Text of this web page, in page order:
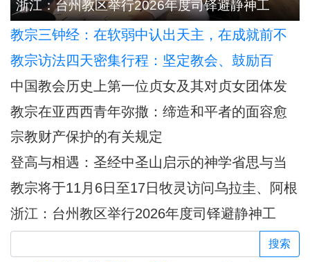
浙江：台州教区举行2026年度司铎避静神工
教宗三钟经：在软弱中认出天主，在成就前不
自视过高
教宗访法四天密集行程：坚定教会、鼓励百
姓、拜会机构
中国教会历史上第一位贞女及其对贞女团体发
展的深远影响
教宗在亚西西青年弥撒：缔造和平者的面容愈
加肖似基督
宗教财产保护的有关规定
登高与相遇：圣经中圣山启示的神学省思与当
代意义
教宗将于11月6日至17日牧灵访问乌拉圭、阿根
廷和秘鲁
浙江：台州教区举行2026年度司铎避静神工
搜索